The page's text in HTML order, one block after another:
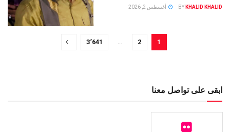
BY KHALID KHALID أغسطس 2, 2026
1
2
… 3٬641
ابقى على تواصل معنا